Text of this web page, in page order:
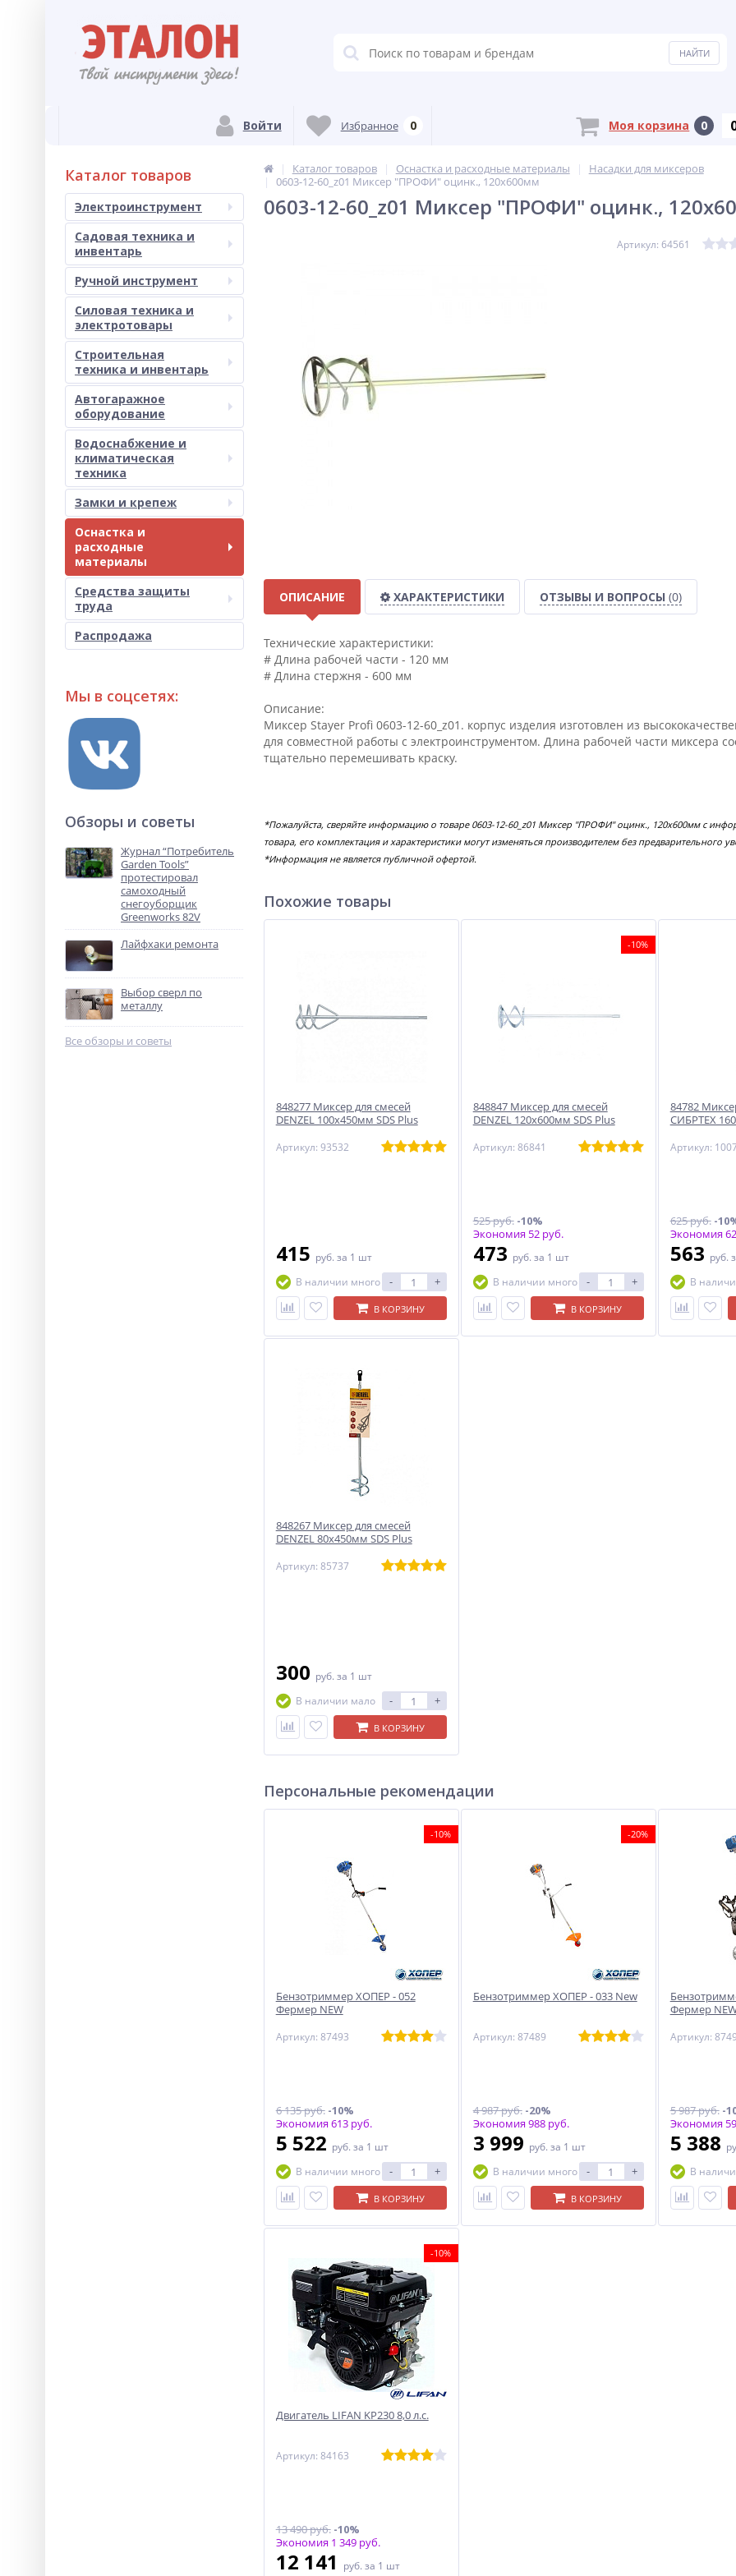
Войти Избранное 0 Моя корзина 0
Каталог товаров
Электроинструмент
Садовая техника и
инвентарь
Ручной инструмент
Силовая техника и
электротовары
Строительная
техника и инвентарь
Автогаражное
оборудование
Водоснабжение и
климатическая
техника
Замки и крепеж
Оснастка и
расходные
материалы
Средства защиты
труда
Распродажа
Мы в соцсетях:
Обзоры и советы
Журнал “Потребитель
Garden Tools”
протестировал
самоходный
снегоуборщик
Greenworks 82V
Лайфхаки ремонта
Выбор сверл по
металлу
Все обзоры и советы
Каталог товаров Оснастка и расходные материалы
Насадки для миксеров
0603-12-60_z01 Миксер "ПРОФИ" оцинк., 120х600мм
0603-12-60_z01 Миксер "ПРОФИ" оцинк.,
Артикул: 64561
ОПИСАНИЕ ХАРАКТЕРИСТИКИ ОТЗЫВЫ И ВОПРОСЫ (0)
Технические характеристики:
# Длина рабочей части - 120 мм
# Длина стержня - 600 мм
Описание:
Миксер Stayer Profi 0603-12-60_z01. корпус изделия изготовлен из
для совместной работы с электроинструментом. Длина рабочей части миксера
тщательно перемешивать краску.
*Пожалуйста, сверяйте информацию о товаре 0603-12-60_z01 Миксер "ПРОФИ" оцинк., 120х600мм с
товара, его комплектация и характеристики могут изменяться производителем без предварительного
*Информация не является публичной офертой.
Похожие товары
848277 Миксер для смесей
DENZEL 100х450мм SDS Plus
Артикул: 93532
415 руб. за 1 шт
В наличии много
- +
В КОРЗИНУ
-10%
848847 Миксер для смесей
DENZEL 120х600мм SDS Plus
Артикул: 86841
525 руб.-10%
Экономия 52 руб.
473 руб. за 1 шт
В наличии много
- +
В КОРЗИНУ
84782
СИБРТЕХ
Артикул:
625 руб.-
Экономия
563 руб.
В
848267 Миксер для смесей
DENZEL 80х450мм SDS Plus
Артикул: 85737
300 руб. за 1 шт
В наличии мало
- +
В КОРЗИНУ
Персональные рекомендации
-10%
Бензотриммер ХОПЕР - 052
Фермер NEW
Артикул: 87493
6 135 руб.-10%
Экономия 613 руб.
5 522 руб. за 1 шт
В наличии много
- +
В КОРЗИНУ
-20%
Бензотриммер ХОПЕР - 033 New
Артикул: 87489
4 987 руб.-20%
Экономия 988 руб.
3 999 руб. за 1 шт
В наличии много
- +
В КОРЗИНУ
Фермер
Артикул:
5 987 руб.-
Экономия
5 388
В
-10%
Двигатель LIFAN KP230 8,0 л.с.
Артикул: 84163
13 490 руб.-10%
Экономия 1 349 руб.
12 141 руб. за 1 шт